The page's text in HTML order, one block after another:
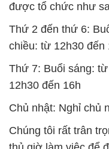
được tổ chức như
Thứ 2 đến thứ 6:
chiều: từ 12h30 đến
Thứ 7: Buổi sáng:
12h30 đến 16h
Chủ nhật: Nghỉ chủ
Chúng tôi rất trân